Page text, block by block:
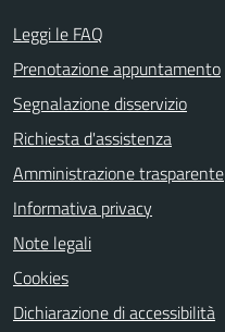
Leggi le FAQ
Prenotazione appuntamento
Segnalazione disservizio
Richiesta d'assistenza
Amministrazione trasparente
Informativa privacy
Note legali
Cookies
Dichiarazione di accessibilità